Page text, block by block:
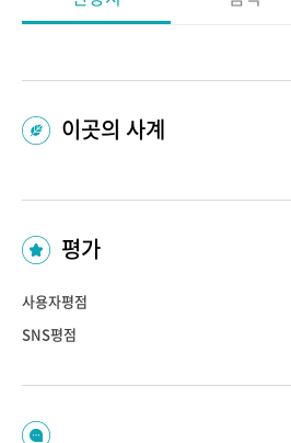
이곳의 사계
평가
사용자평점
SNS평점